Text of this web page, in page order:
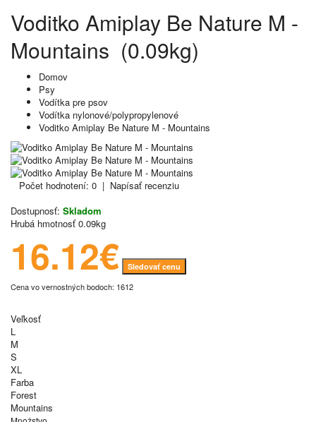
Voditko Amiplay Be Nature M -
Mountains (0.09kg)
Domov
Psy
Vodítka pre psov
Vodítka nylonové/polypropylenové
Voditko Amiplay Be Nature M - Mountains
Počet hodnotení: 0 | Napísať recenziu
Dostupnosť: Skladom
Hrubá hmotnosť 0.09kg
16.12€ Sledovať cenu
Cena vo vernostných bodoch: 1612
Veľkosť
L
M
S
XL
Farba
Forest
Mountains